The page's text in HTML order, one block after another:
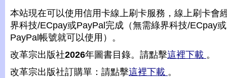
本站現在可以使用信用卡線上刷卡服務，線上刷卡會
界科技/ECpay或PayPal完成（無需綠界科技/ECpay或
PayPal帳號就可以使用）。
改革宗出版社2026年圖書目錄。請點擊這裡下載 。
改革宗出版社訂購單：請點擊這裡下載 。